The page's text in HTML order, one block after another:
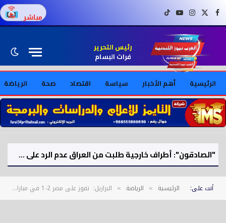
فيسبوكX (Twitter)
إنستغراميوتيوبتيك توك مباشر
رئيس التحرير
فرات البسام
الرئيسية أهم الأخبار سياسة اقتصاد صحة الرياضة
دراسة تكشف: شخصية الإنسان ليست ثابتة وتتغير مع مرور الوقت
أنت على: الرئيسية » الرياضة » البرازيل: تفوز على مصر 2-1 في مباراة ودية مثيرة قبل مونديال 2026